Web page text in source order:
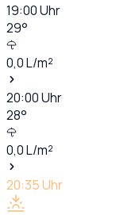
19:00Uhr
29°
0,0L/m²
20:00Uhr
28°
0,0L/m²
20:35Uhr